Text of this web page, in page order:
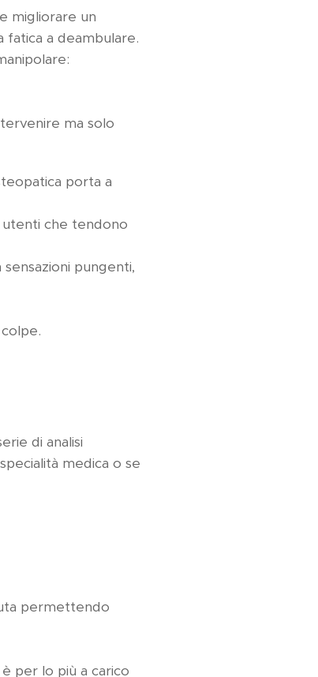
migliorare un
fatica a deambulare.
ma solo
porta a
utenti che tendono
pungenti,
di analisi
medica o se
permettendo
per lo più a carico